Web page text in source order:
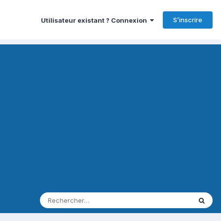
Utilisateur existant ? Connexion S’inscrire